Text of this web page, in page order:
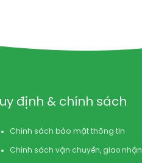
định & chính sách
Chính sách bảo mật thông tin
Chính sách vận chuyển, giao nhận